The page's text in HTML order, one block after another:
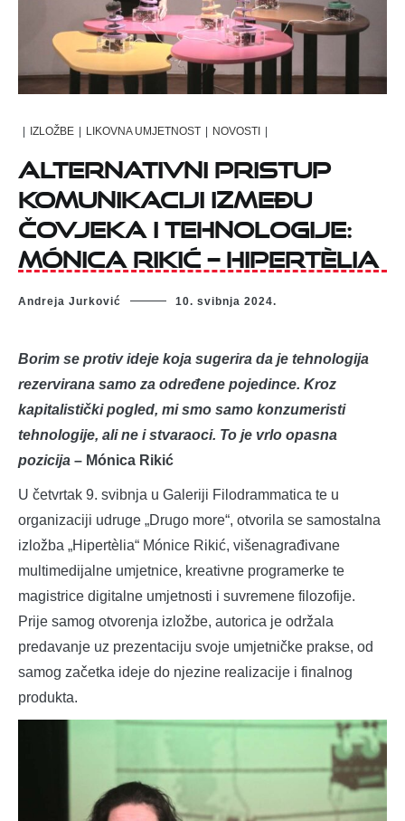
| IZLOŽBE | LIKOVNA UMJETNOST | NOVOSTI |
Alternativni pristup
komunikaciji između
čovjeka i tehnologije:
Mónica Rikić – Hipertèlia
Andreja Jurković 10. svibnja 2024.
Borim se protiv ideje koja sugerira da je tehnologija
rezervirana samo za određene pojedince. Kroz
kapitalistički pogled, mi smo samo konzumeristi
tehnologije, ali ne i stvaraoci. To je vrlo opasna
pozicija – Mónica Rikić
U četvrtak 9. svibnja u Galeriji Filodrammatica te u
organizaciji udruge „Drugo more“, otvorila se samostalna
izložba „Hipertèlia“ Mónice Rikić, višenagrađivane
multimedijalne umjetnice, kreativne programerke te
magistrice digitalne umjetnosti i suvremene filozofije.
Prije samog otvorenja izložbe, autorica je održala
predavanje uz prezentaciju svoje umjetničke prakse, od
samog začetka ideje do njezine realizacije i finalnog
produkta.